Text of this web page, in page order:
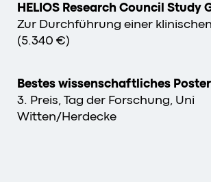
HELIOS Research Council Study
Zur Durchführung einer
(5.340 €)
Bestes wissenschaftliches Poster
3. Preis, Tag der Forschung, Uni
Witten/Herdecke